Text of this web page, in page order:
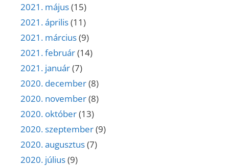
2021. május(15)
2021. április(11)
2021. március(9)
2021. február(14)
2021. január(7)
2020. december(8)
2020. november(8)
2020. október(13)
2020. szeptember(9)
2020. augusztus(7)
2020. július(9)